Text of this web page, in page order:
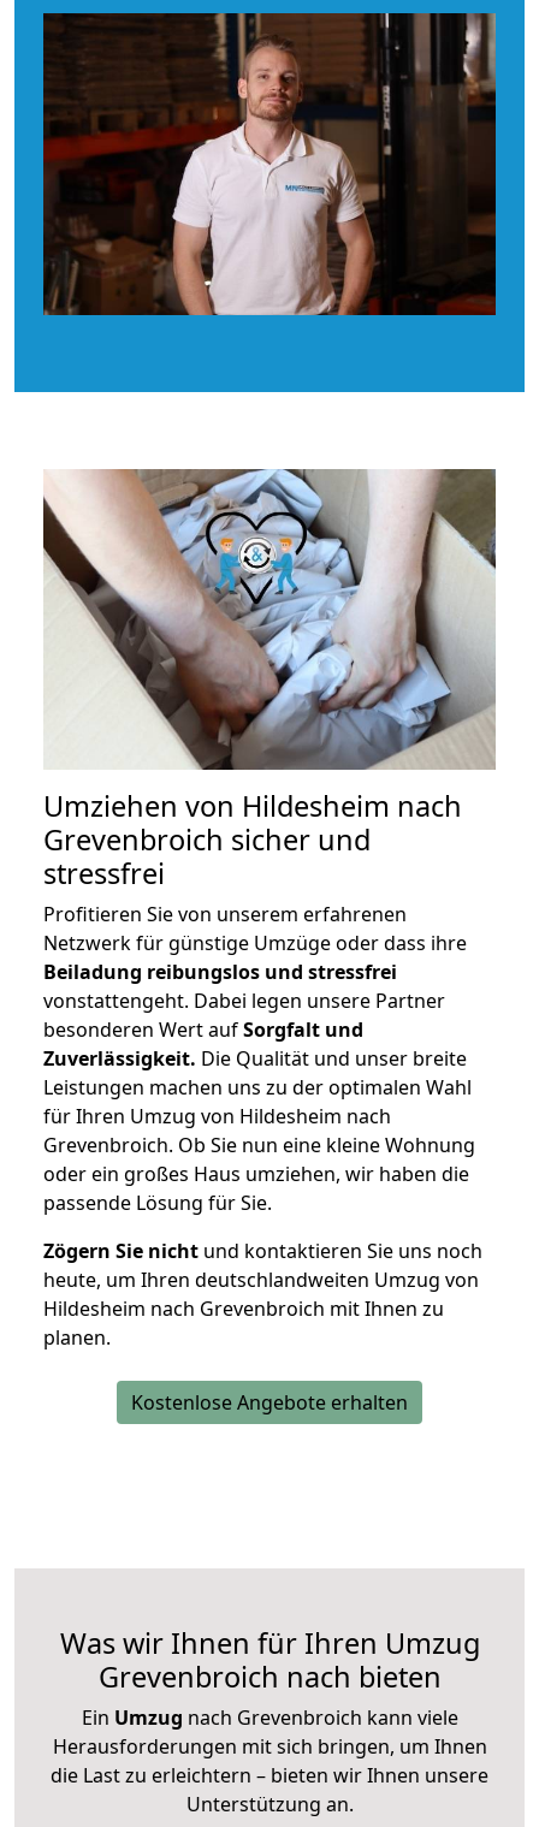
Umziehen von Hildesheim nach
Grevenbroich sicher und
stressfrei
Profitieren Sie von unserem erfahrenen
Netzwerk für günstige Umzüge oder dass ihre
Beiladung reibungslos und stressfrei
vonstattengeht. Dabei legen unsere Partner
besonderen Wert aufSorgfalt und
Zuverlässigkeit. Die Qualität und unser breite
Leistungen machen uns zu der optimalen Wahl
für Ihren Umzug von Hildesheim nach
Grevenbroich. Ob Sie nun eine kleine Wohnung
oder ein großes Haus umziehen, wir haben die
passende Lösung für Sie.
Zögern Sie nicht und kontaktieren Sie uns noch
heute, um Ihren deutschlandweiten Umzug von
Hildesheim nach Grevenbroich mit Ihnen zu
planen.
Kostenlose Angebote erhalten
Was wir Ihnen für Ihren Umzug
Grevenbroich nach bieten
Ein Umzug nach Grevenbroich kann viele
Herausforderungen mit sich bringen, um Ihnen
die Last zu erleichtern – bieten wir Ihnen unsere
Unterstützung an.